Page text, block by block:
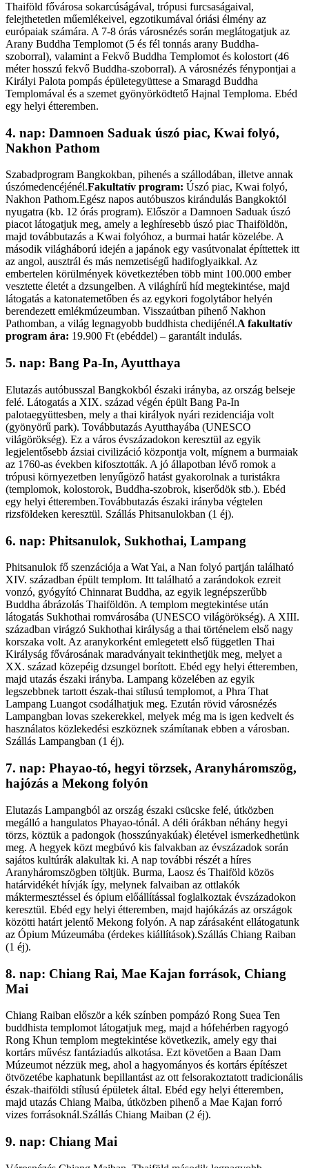
Thaiföld fővárosa sokarcúságával, trópusi furcsaságaival,
felejthetetlen műemlékeivel, egzotikumával óriási élmény az
európaiak számára. A 7-8 órás városnézés során meglátogatjuk az
Arany Buddha Templomot (5 és fél tonnás arany Buddha-
szoborral), valamint a Fekvő Buddha Templomot és kolostort (46
méter hosszú fekvő Buddha-szoborral). A városnézés fénypontjai a
Királyi Palota pompás épületegyüttese a Smaragd Buddha
Templomával és a szemet gyönyörködtető Hajnal Temploma. Ebéd
egy helyi étteremben.
4. nap: Damnoen Saduak úszó piac, Kwai folyó,
Nakhon Pathom
Szabadprogram Bangkokban, pihenés a szállodában, illetve annak
úszómedencéjénél.Fakultatív program: Úszó piac, Kwai folyó,
Nakhon Pathom.Egész napos autóbuszos kirándulás Bangkoktól
nyugatra (kb. 12 órás program). Először a Damnoen Saduak úszó
piacot látogatjuk meg, amely a leghíresebb úszó piac Thaiföldön,
majd továbbutazás a Kwai folyóhoz, a burmai határ közelébe. A
második világháború idején a japánok egy vasútvonalat építtettek itt
az angol, ausztrál és más nemzetiségű hadifoglyaikkal. Az
embertelen körülmények következtében több mint 100.000 ember
vesztette életét a dzsungelben. A világhírű híd megtekintése, majd
látogatás a katonatemetőben és az egykori fogolytábor helyén
berendezett emlékmúzeumban. Visszaútban pihenő Nakhon
Pathomban, a világ legnagyobb buddhista chedijénél.A fakultatív
program ára: 19.900 Ft (ebéddel) – garantált indulás.
5. nap: Bang Pa-In, Ayutthaya
Elutazás autóbusszal Bangkokból északi irányba, az ország belseje
felé. Látogatás a XIX. század végén épült Bang Pa-In
palotaegyüttesben, mely a thai királyok nyári rezidenciája volt
(gyönyörű park). Továbbutazás Ayutthayába (UNESCO
világörökség). Ez a város évszázadokon keresztül az egyik
legjelentősebb ázsiai civilizáció központja volt, mígnem a burmaiak
az 1760-as években kifosztották. A jó állapotban lévő romok a
trópusi környezetben lenyűgöző hatást gyakorolnak a turistákra
(templomok, kolostorok, Buddha-szobrok, kiserődök stb.). Ebéd
egy helyi étteremben.Továbbutazás északi irányba végtelen
rizsföldeken keresztül. Szállás Phitsanulokban (1 éj).
6. nap: Phitsanulok, Sukhothai, Lampang
Phitsanulok fő szenzációja a Wat Yai, a Nan folyó partján található
XIV. században épült templom. Itt található a zarándokok ezreit
vonzó, gyógyító Chinnarat Buddha, az egyik legnépszerűbb
Buddha ábrázolás Thaiföldön. A templom megtekintése után
látogatás Sukhothai romvárosába (UNESCO világörökség). A XIII.
században virágzó Sukhothai királyság a thai történelem első nagy
korszaka volt. Az aranykorként emlegetett első független Thai
Királyság fővárosának maradványait tekinthetjük meg, melyet a
XX. század közepéig dzsungel borított. Ebéd egy helyi étteremben,
majd utazás északi irányba. Lampang közelében az egyik
legszebbnek tartott észak-thai stílusú templomot, a Phra That
Lampang Luangot csodálhatjuk meg. Ezután rövid városnézés
Lampangban lovas szekerekkel, melyek még ma is igen kedvelt és
használatos közlekedési eszköznek számítanak ebben a városban.
Szállás Lampangban (1 éj).
7. nap: Phayao-tó, hegyi törzsek, Aranyháromszög,
hajózás a Mekong folyón
Elutazás Lampangból az ország északi csücske felé, útközben
megálló a hangulatos Phayao-tónál. A déli órákban néhány hegyi
törzs, köztük a padongok (hosszúnyakúak) életével ismerkedhetünk
meg. A hegyek közt megbúvó kis falvakban az évszázadok során
sajátos kultúrák alakultak ki. A nap további részét a híres
Aranyháromszögben töltjük. Burma, Laosz és Thaiföld közös
határvidékét hívják így, melynek falvaiban az ottlakók
máktermesztéssel és ópium előállítással foglalkoztak évszázadokon
keresztül. Ebéd egy helyi étteremben, majd hajókázás az országok
közötti határt jelentő Mekong folyón. A nap zárásaként ellátogatunk
az Ópium Múzeumába (érdekes kiállítások).Szállás Chiang Raiban
(1 éj).
8. nap: Chiang Rai, Mae Kajan források, Chiang
Mai
Chiang Raiban először a kék színben pompázó Rong Suea Ten
buddhista templomot látogatjuk meg, majd a hófehérben ragyogó
Rong Khun templom megtekintése következik, amely egy thai
kortárs művész fantáziadús alkotása. Ezt követően a Baan Dam
Múzeumot nézzük meg, ahol a hagyományos és kortárs építészet
ötvözetébe kaphatunk bepillantást az ott felsorakoztatott tradicionális
észak-thaiföldi stílusú épületek által. Ebéd egy helyi étteremben,
majd utazás Chiang Maiba, útközben pihenő a Mae Kajan forró
vizes forrásoknál.Szállás Chiang Maiban (2 éj).
9. nap: Chiang Mai